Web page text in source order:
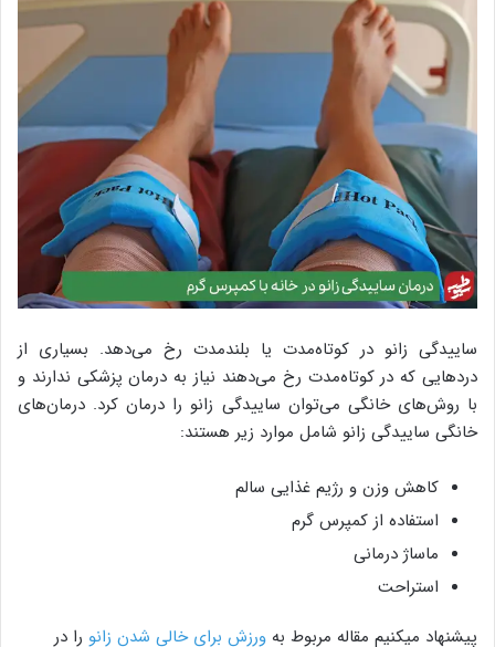
ساییدگی زانو در کوتاه‌مدت یا بلند‌مدت رخ می‌دهد. بسیاری از
دردهایی که در کوتاه‌مدت رخ می‌دهند نیاز به درمان پزشکی ندارند و
با روش‌های خانگی می‌توان ساییدگی زانو را درمان کرد. درمان‌های
خانگی ساییدگی زانو شامل موارد زیر هستند:
کاهش وزن و رژیم غذایی سالم
استفاده از کمپرس گرم
ماساژ درمانی
استراحت
پیشنهاد میکنیم مقاله مربوط به ورزش برای خالی شدن زانو را در